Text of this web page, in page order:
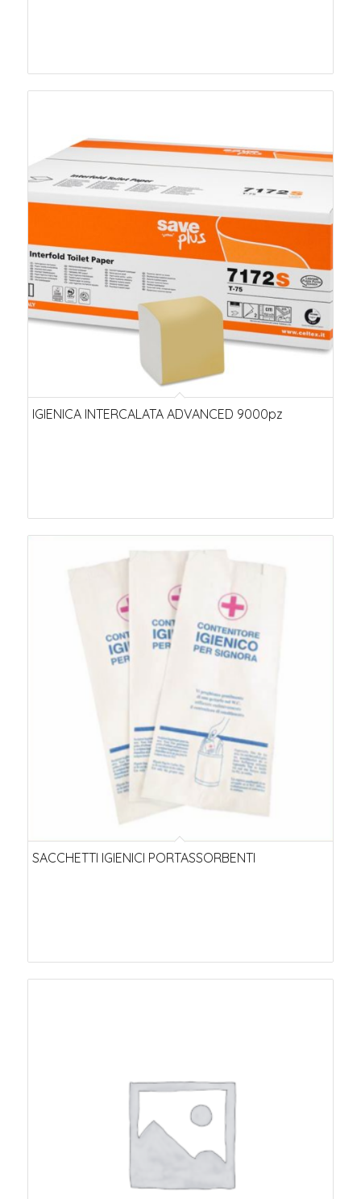
IGIENICA INTERCALATA ADVANCED 9000pz
SACCHETTI IGIENICI PORTASSORBENTI